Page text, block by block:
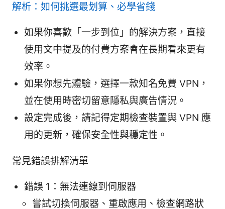
解析：如何挑選最划算、必學省錢
如果你喜歡「一步到位」的解決方案，直接
使用文中提及的付費方案會在長期看來更有
效率。
如果你想先體驗，選擇一款知名免費 VPN，
並在使用時密切留意隱私與廣告情況。
設定完成後，請記得定期檢查裝置與 VPN 應
用的更新，確保安全性與穩定性。
常見錯誤排解清單
錯誤 1：無法連線到伺服器
嘗試切換伺服器、重啟應用、檢查網路狀